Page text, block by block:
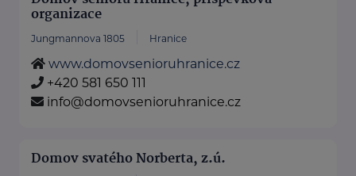
organizace
Jungmannova 1805 Hranice
www.domovsenioruhranice.cz
+420 581 650 111
info@domovsenioruhranice.cz
Domov svatého Norberta, z.ú.